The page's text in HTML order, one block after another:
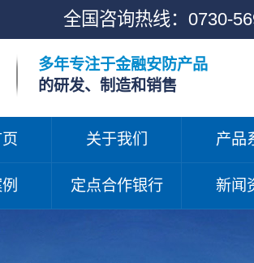
全国咨询热线： 0730-
多年专注于金融安防产品
的研发、制造和销售
关于我们 产品
定点合作银行 新闻